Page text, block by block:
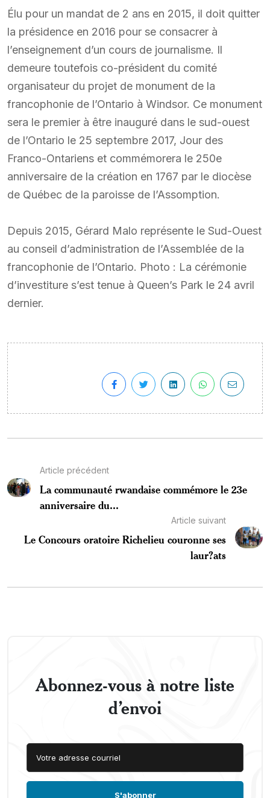
Élu pour un mandat de 2 ans en 2015, il doit quitter
la présidence en 2016 pour se consacrer à
l’enseignement d’un cours de journalisme. Il
demeure toutefois co-président du comité
organisateur du projet de monument de la
francophonie de l’Ontario à Windsor. Ce monument
sera le premier à être inauguré dans le sud-ouest
de l’Ontario le 25 septembre 2017, Jour des
Franco-Ontariens et commémorera le 250e
anniversaire de la création en 1767 par le diocèse
de Québec de la paroisse de l’Assomption.
Depuis 2015, Gérard Malo représente le Sud-Ouest
au conseil d’administration de l’Assemblée de la
francophonie de l’Ontario. Photo : La cérémonie
d’investiture s’est tenue à Queen’s Park le 24 avril
dernier.
Article précédent
La communauté rwandaise commémore le 23e
anniversaire du...
Article suivant
Le Concours oratoire Richelieu couronne ses
laur?ats
Abonnez-vous à notre liste
d’envoi